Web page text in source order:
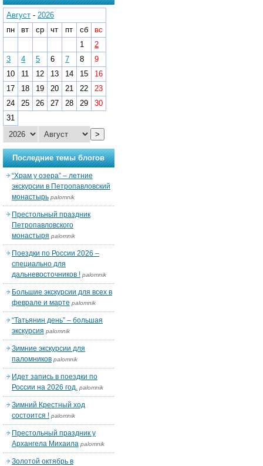
Август - 2026
пн
вт ср чт пт сб
вс
1
2
3
4 5 6 7 8
9
10
11 12 13 14 15
16
17
18 19 20 21 22
23
24
25 26 27 28 29
30
31
>
Последние темы блогов
“Храм у озера” – летние
экскурсии в Петропавловский
монастырь palomnik
Престольный праздник
Петропавловского
монастыря palomnik
Поездки по России 2026 –
специально для
дальневосточников ! palomnik
Большие экскурсии для всех в
феврале и марте palomnik
“Татьянин день” – большая
экскурсия palomnik
Зимние экскурсии для
паломников palomnik
Идет запись в поездки по
России на 2026 год. palomnik
Зимний Крестный ход
состоится ! palomnik
Престольный праздник у
Архангела Михаила palomnik
Золотой октябрь в